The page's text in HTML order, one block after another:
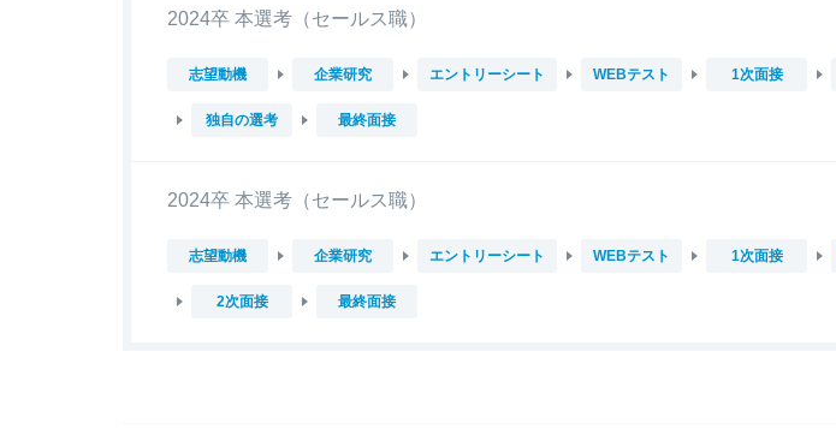
2024卒 本選考（セールス職）
志望動機 企業研究 エントリーシート WEBテスト 1次面接
独自の選考 最終面接
2024卒 本選考（セールス職）
志望動機 企業研究 エントリーシート WEBテスト 1次面接
2次面接 最終面接